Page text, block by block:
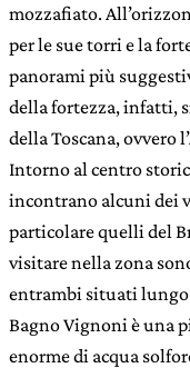
mozzafiato.
per le sue torri e la
panorami più
della fortezza, infatti,
della Toscana, ovvero
Intorno al centro
incontrano alcuni dei
particolare quelli del
visitare nella zona
entrambi situati lungo
Bagno Vignoni è una
enorme di acqua